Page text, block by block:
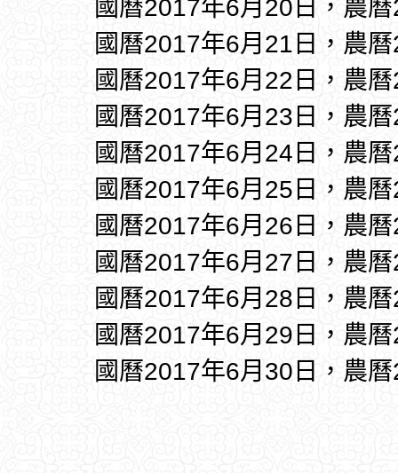
國曆2017年6月20日，農
國曆2017年6月21日，農
國曆2017年6月22日，農
國曆2017年6月23日，農
國曆2017年6月24日，農
國曆2017年6月25日，農
國曆2017年6月26日，農
國曆2017年6月27日，農
國曆2017年6月28日，農
國曆2017年6月29日，農
國曆2017年6月30日，農